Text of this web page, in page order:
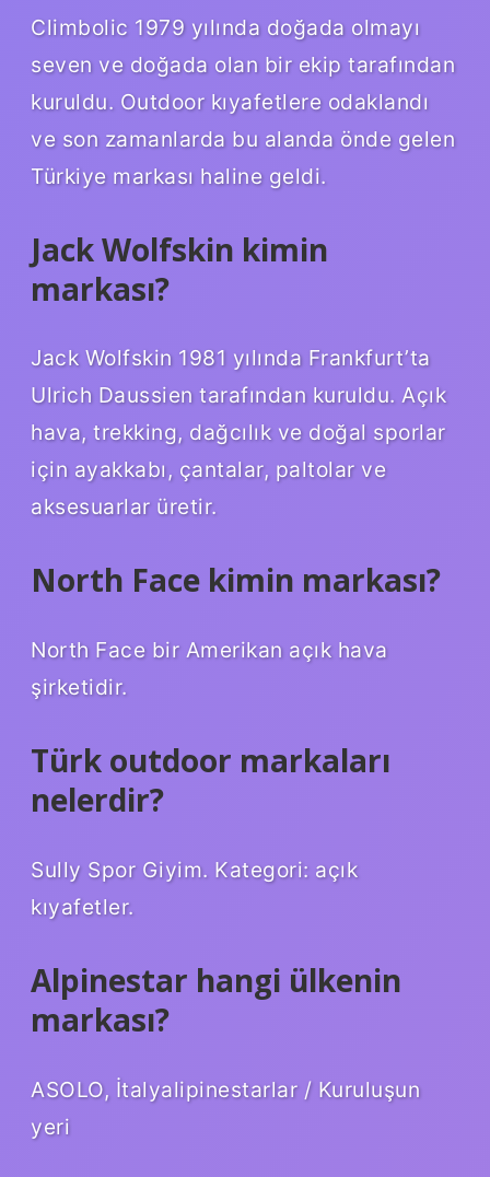
Climbolic 1979 yılında doğada olmayı
seven ve doğada olan bir ekip tarafından
kuruldu. Outdoor kıyafetlere odaklandı
ve son zamanlarda bu alanda önde gelen
Türkiye markası haline geldi.
Jack Wolfskin kimin
markası?
Jack Wolfskin 1981 yılında Frankfurt’ta
Ulrich Daussien tarafından kuruldu. Açık
hava, trekking, dağcılık ve doğal sporlar
için ayakkabı, çantalar, paltolar ve
aksesuarlar üretir.
North Face kimin markası?
North Face bir Amerikan açık hava
şirketidir.
Türk outdoor markaları
nelerdir?
Sully Spor Giyim. Kategori: açık
kıyafetler.
Alpinestar hangi ülkenin
markası?
ASOLO, İtalyalipinestarlar / Kuruluşun
yeri